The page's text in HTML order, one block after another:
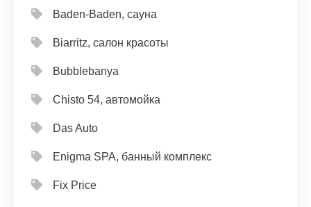
Baden-Baden, сауна
Biarritz, салон красоты
Bubblebanya
Chisto 54, автомойка
Das Auto
Enigma SPA, банный комплекс
Fix Price